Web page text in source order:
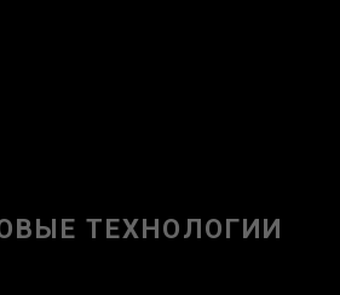
ТЕХНОЛОГИИ